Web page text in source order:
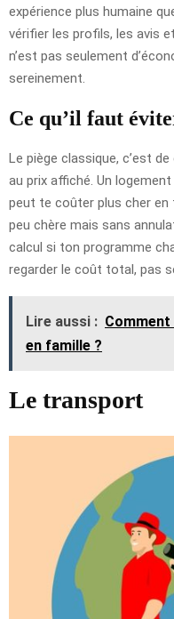
expérience plus humaine
vérifier les profils, les avis
n’est pas seulement
sereinement.
Ce qu’il faut
Le piège classique, c’est
au prix affiché. Un
peut te coûter plus cher en
peu chère mais sans
calcul si ton programme
regarder le coût total, pas
Lire aussi :
en famille ?
Le transport